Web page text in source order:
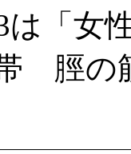
は「女
脛の